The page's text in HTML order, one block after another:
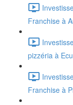
Franchise à
pizzéria à
Franchise à